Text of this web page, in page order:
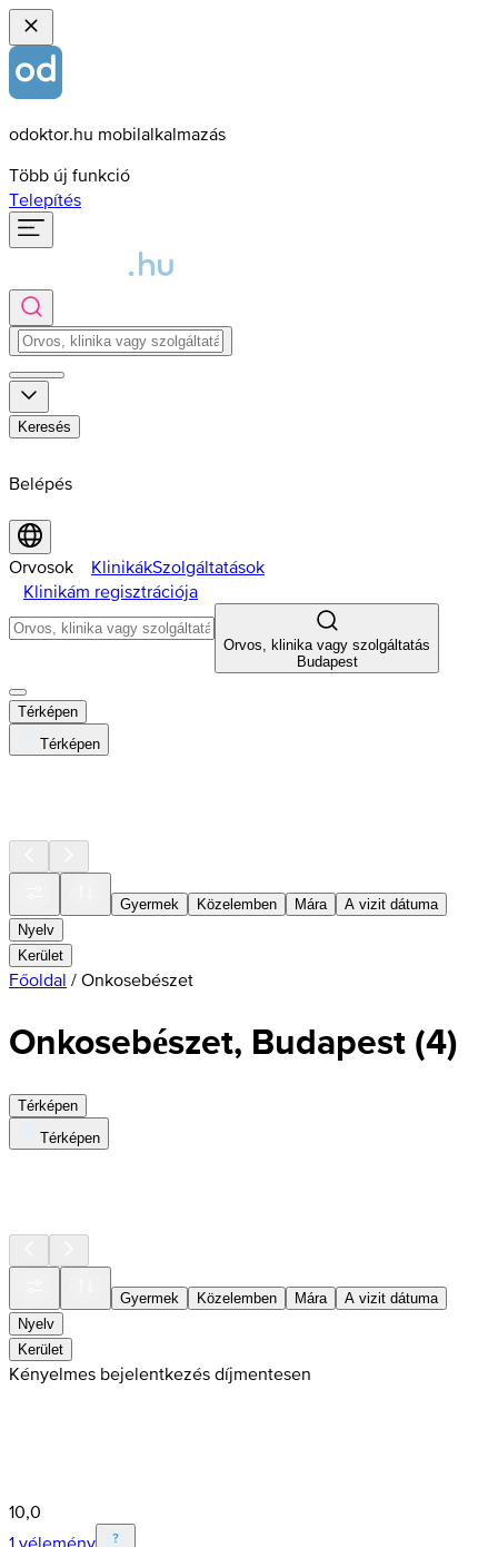
odoktor.hu mobilalkalmazás
Több új funkció
Telepítés
Keresés
Belépés
Orvosok KlinikákSzolgáltatások
Klinikám regisztrációja
Orvos, klinika vagy szolgáltatás
Budapest
Térképen
Térképen
Gyermek Közelemben Mára
A vizit dátuma
Nyelv
Kerület
Főoldal / Onkosebészet
Onkosebészet, Budapest(4)
Térképen
Térképen
Gyermek Közelemben Mára
A vizit dátuma
Nyelv
Kerület
Kényelmes bejelentkezés díjmentesen
10,0
1 vélemény